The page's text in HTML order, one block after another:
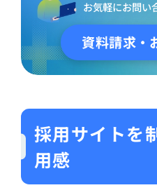
お気軽にお問い
資料請求・
採用サイトを
用感